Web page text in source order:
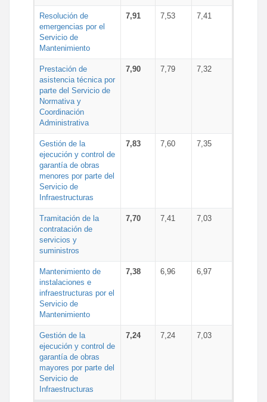
Resolución de
emergencias por el
Servicio de
Mantenimiento
7,91 7,53 7,41
Prestación de
asistencia técnica por
parte del Servicio de
Normativa y
Coordinación
Administrativa
7,90 7,79 7,32
Gestión de la
ejecución y control de
garantía de obras
menores por parte del
Servicio de
Infraestructuras
7,83 7,60 7,35
Tramitación de la
contratación de
servicios y
suministros
7,70 7,41 7,03
Mantenimiento de
instalaciones e
infraestructuras por el
Servicio de
Mantenimiento
7,38 6,96 6,97
Gestión de la
ejecución y control de
garantía de obras
mayores por parte del
Servicio de
Infraestructuras
7,24 7,24 7,03